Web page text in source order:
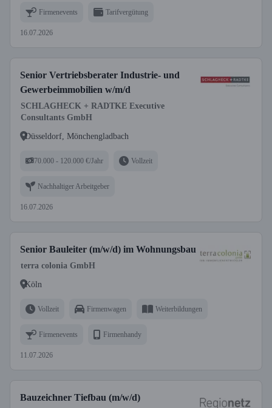
Firmenevents Tarifvergütung
16.07.2026
Senior Vertriebsberater Industrie- und
Gewerbeimmobilien w/m/d
SCHLAGHECK + RADTKE Executive
Consultants GmbH
Düsseldorf, Mönchengladbach
70.000 - 120.000 €/Jahr Vollzeit
Nachhaltiger Arbeitgeber
16.07.2026
Senior Bauleiter (m/w/d) im Wohnungsbau
terra colonia GmbH
Köln
Vollzeit Firmenwagen Weiterbildungen
Firmenevents Firmenhandy
11.07.2026
Bauzeichner Tiefbau (m/w/d)